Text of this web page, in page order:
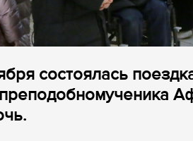
состоялась